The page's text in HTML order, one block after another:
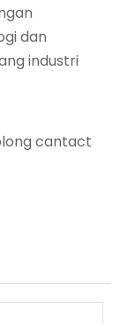
dan
industri
cantact